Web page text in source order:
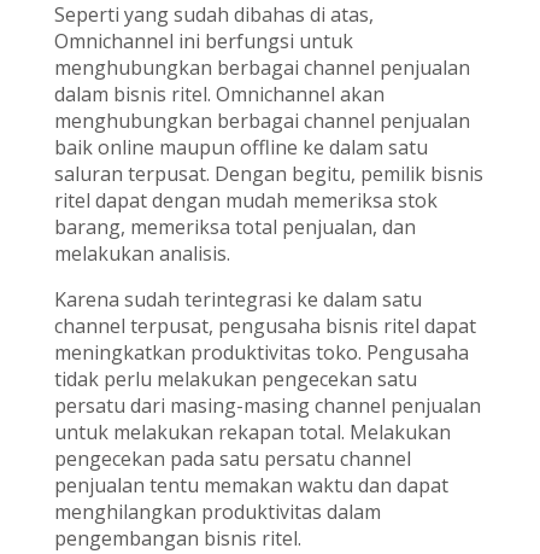
Seperti yang sudah dibahas di atas,
Omnichannel ini berfungsi untuk
menghubungkan berbagai channel penjualan
dalam bisnis ritel. Omnichannel akan
menghubungkan berbagai channel penjualan
baik online maupun offline ke dalam satu
saluran terpusat. Dengan begitu, pemilik bisnis
ritel dapat dengan mudah memeriksa stok
barang, memeriksa total penjualan, dan
melakukan analisis.
Karena sudah terintegrasi ke dalam satu
channel terpusat, pengusaha bisnis ritel dapat
meningkatkan produktivitas toko. Pengusaha
tidak perlu melakukan pengecekan satu
persatu dari masing-masing channel penjualan
untuk melakukan rekapan total. Melakukan
pengecekan pada satu persatu channel
penjualan tentu memakan waktu dan dapat
menghilangkan produktivitas dalam
pengembangan bisnis ritel.